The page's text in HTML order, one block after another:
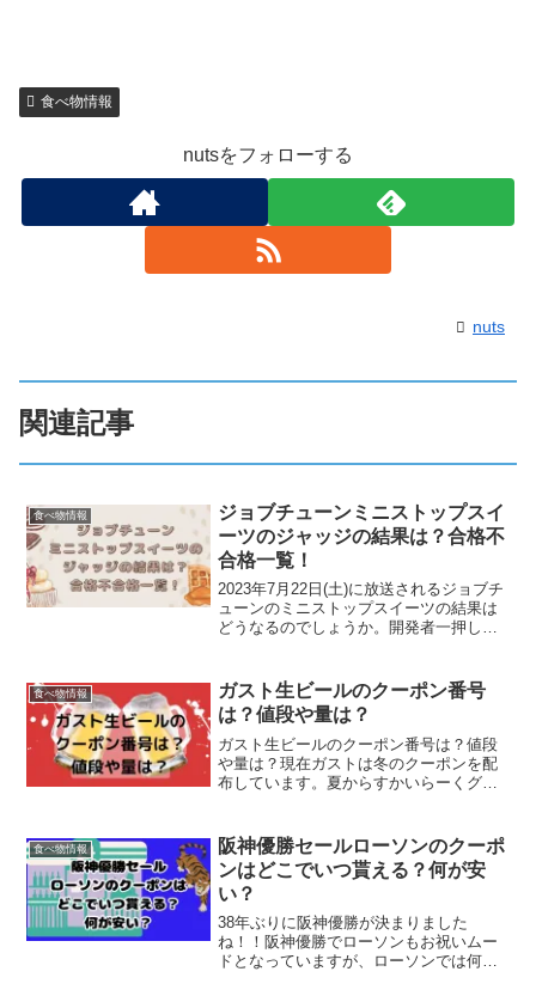
食べ物情報
nutsをフォローする
nuts
関連記事
食べ物情報
ジョブチューンミニストップスイ
ーツのジャッジの結果は？合格不
合格一覧！
2023年7月22日(土)に放送されるジョブチ
ューンのミニストップスイーツの結果は
どうなるのでしょうか。開発者一押しの
のコンビニスイーツジャッジは、辛口な
審査でいつも...
食べ物情報
ガスト生ビールのクーポン番号
は？値段や量は？
ガスト生ビールのクーポン番号は？値段
や量は？現在ガストは冬のクーポンを配
布しています。夏からすかいらーくグル
長となっています(^O^)この記事では、・
ガスト生ビールのク...
食べ物情報
阪神優勝セールローソンのクーポ
ンはどこでいつ貰える？何が安
い？
38年ぶりに阪神優勝が決まりました
ね！！阪神優勝でローソンもお祝いムー
ドとなっていますが、ローソンでは何が